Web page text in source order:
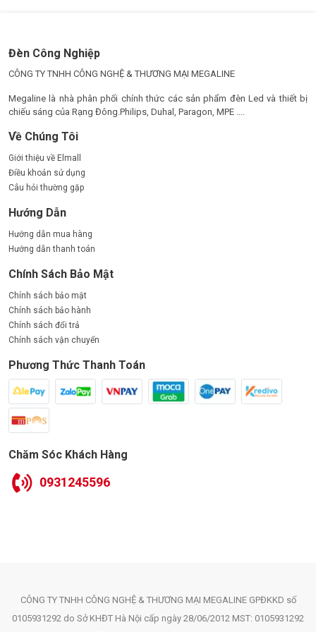
Đèn Công Nghiệp
CÔNG TY TNHH CÔNG NGHỆ & THƯƠNG MẠI MEGALINE
Megaline là nhà phân phối chính thức các sản phẩm đèn Led và thiết bị
chiếu sáng của Rạng Đông.Philips, Duhal, Paragon, MPE ....
Về Chúng Tôi
Giới thiệu về Elmall
Điều khoản sử dụng
Câu hỏi thường gặp
Hướng Dẫn
Hướng dẫn mua hàng
Hướng dẫn thanh toán
Chính Sách Bảo Mật
Chính sách bảo mật
Chính sách bảo hành
Chính sách đổi trả
Chính sách vận chuyển
Phương Thức Thanh Toán
Chăm Sóc Khách Hàng
0931245596
CÔNG TY TNHH CÔNG NGHỆ & THƯƠNG MẠI MEGALINE GPĐKKD số
0105931292 do Sở KHĐT Hà Nội cấp ngày 28/06/2012 MST: 0105931292